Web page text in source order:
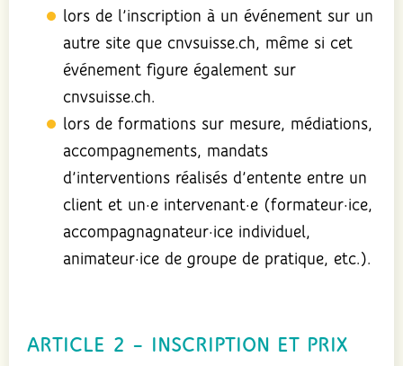
lors de l’inscription à un événement sur un
autre site que cnvsuisse.ch, même si cet
événement figure également sur
cnvsuisse.ch.
lors de formations sur mesure, médiations,
accompagnements, mandats
d’interventions réalisés d’entente entre un
client et un·e intervenant·e (formateur·ice,
accompagnagnateur·ice individuel,
animateur·ice de groupe de pratique, etc.).
ARTICLE 2 – INSCRIPTION ET PRIX